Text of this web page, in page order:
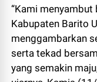
“Kami
Kabupaten Barito
menggambarkan
serta tekad
yang semakin